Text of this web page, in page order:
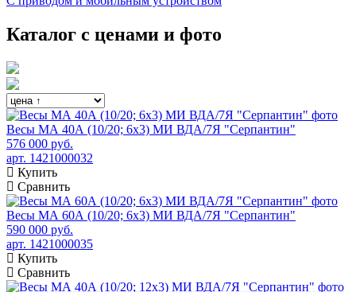
Каталог с ценами и фото
Весы МА 40А (10/20; 6х3) МИ ВДА/7Я "Серпантин"
576 000 руб.
арт. 1421000032
Купить
Сравнить
Весы МА 60А (10/20; 6х3) МИ ВДА/7Я "Серпантин"
590 000 руб.
арт. 1421000035
Купить
Сравнить